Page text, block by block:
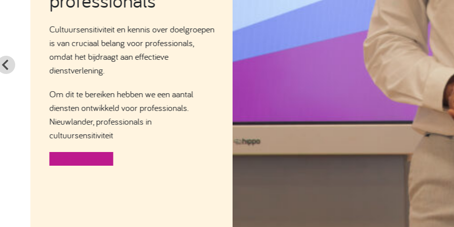
Cultuursensitiviteit en kennis over doelgroepen
is van cruciaal belang voor professionals,
omdat het bijdraagt aan effectieve
dienstverlening.
Om dit te bereiken hebben we een aantal
diensten ontwikkeld voor professionals.
Nieuwlander, professionals in
cultuursensitiviteit